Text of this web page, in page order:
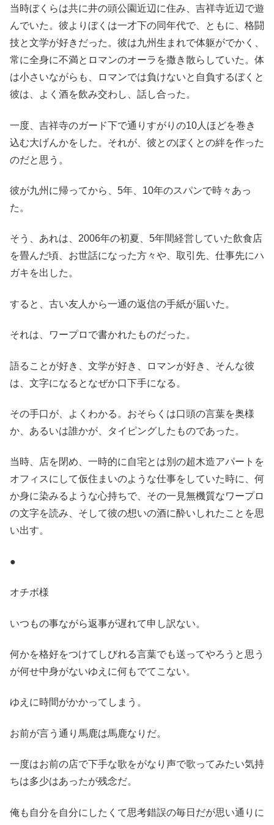
当時ぼくらは共に井の頭公園近辺に住み、吉祥寺近辺で遊
んでいた。彼よりぼくは一才下の同年代で、ともに、格闘
技と文学が好きだった。彼は九州生まれで体躯がでかく、
常に全身に不満とロマンのオーラを撒き散らしていた。体
は小さいながらも、ロマンでは負けないと自負するぼくと
彼は、よく酒を飲み交わし、話し合った。
一度、吉祥寺のガード下で通りすがりの10人ほどを巻き
込む大げんかをした。それが、彼とのぼくとの絆を作った
のだと思う。
彼が九州に帰ってから、5年、10年のスパンで時々あっ
た。
そう、あれは、2006年の初夏、5年間経営していた飲食店
を畳んだ頃、お世話になった方々や、取引先、仕事先にハ
ガキを出した。
すると、古い友人から一通の返信の手紙が届いた。
それは、ワープロで書かれたものだった。
語ることが好き、文学が好き、ロマンが好き、そんな彼
は、文字になるとなぜか口下手になる。
その手口が、よくわかる。おそらくは口頭の言葉を奥様
か、あるいは誰かが、タイピングしたものであった。
当時、店を閉め、一時的に自宅とは別の超木造アパートを
オフィスにして仮住まいのような仕事をしていた時に、何
か身に染みるような心持ちで、その一見無機質なワープロ
の文字を読み、そして彼の想いの酒に酔いしれたことを思
い出す。
●
オチボ様
いつもの事ながら返事が遅れて申し訳ない。
何かを格好をつけてしびれる言葉でも送ってやろうと思う
が何せ中身がないゆえに何もでてこない。
ゆえに時間がかかってしまう。
お前が言う通り馬鹿は馬鹿なりだ。
一度はお前の店で下手な歌をがなり声で歌ってみたい気持
ちは多少はあったが残念だ。
俺も自分を自分にしたくて思考錯誤の毎日だが思い通りに